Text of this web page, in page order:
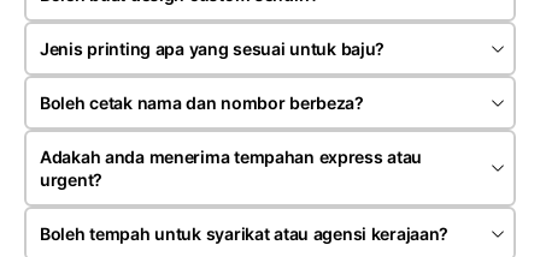
disahkan. Tempoh mungkin berubah mengikut kuantiti serta
jenis tempahan
Ya. Anda boleh menghantar design sendiri, logo, gambar
rujukan atau idea kepada team kami untuk proses semakan
dan penyediaan mockup sebelum production dijalankan.
Jenis printing apa yang sesuai untuk baju?
Ia bergantung kepada jenis fabrik, kuantiti dan rekaan. Kami
menyediakan silk screen, heat press, sublimation dan
embroidery mengikut kesesuaian tempahan pelanggan.
Boleh cetak nama dan nombor berbeza?
Ya. Kami menerima tempahan nama individu, nombor,
jabatan atau posisi berbeza terutamanya untuk jersey,
uniform syarikat dan pakaian event.
Adakah anda menerima tempahan express atau
urgent?
Ya, kami menerima tempahan express bergantung kepada
jenis produk, kuantiti dan jadual production semasa. Caj
Boleh tempah untuk syarikat atau agensi kerajaan?